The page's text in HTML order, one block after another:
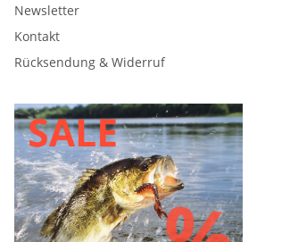
Newsletter
Kontakt
Rücksendung & Widerruf